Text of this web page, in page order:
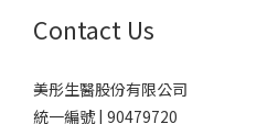
Contact Us
美彤生醫股份有限公司
統一編號 | 90479720